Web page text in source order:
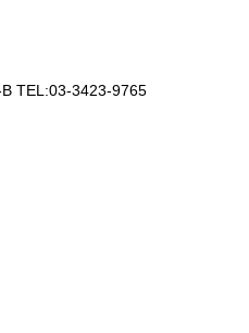
TEL:03-3423-9765